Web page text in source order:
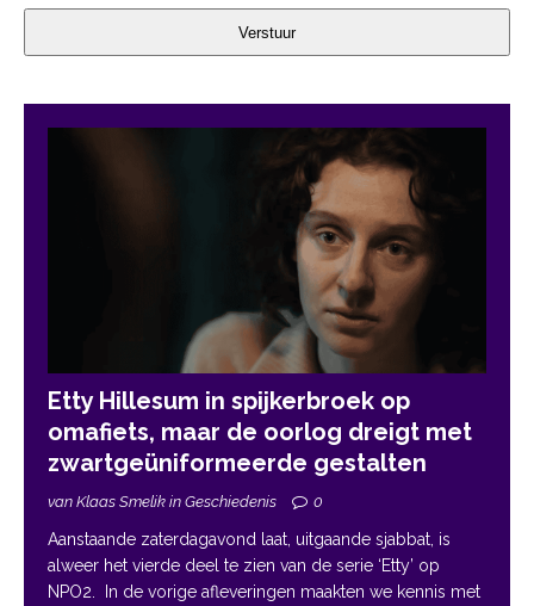
Verstuur
Etty Hillesum in spijkerbroek op
omafiets, maar de oorlog dreigt met
zwartgeüniformeerde gestalten
van Klaas Smelik in Geschiedenis 0
Aanstaande zaterdagavond laat, uitgaande sjabbat, is
alweer het vierde deel te zien van de serie ‘Etty’ op
NPO2. In de vorige afleveringen maakten we kennis met